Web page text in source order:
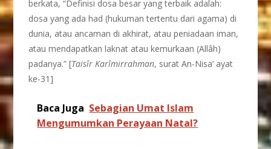
berkata, “Definisi dosa besar yang terbaik adalah:
dosa yang ada had (hukuman tertentu dari agama) di
dunia, atau ancaman di akhirat, atau peniadaan iman,
atau mendapatkan laknat atau kemurkaan (Allâh)
padanya.” [Taisîr Karîmirrahman, surat An-Nisa’ ayat
ke-31]
Baca Juga Sebagian Umat Islam
Mengumumkan Perayaan Natal?